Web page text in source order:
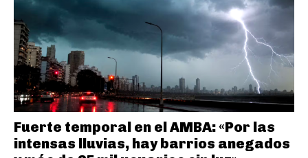
Fuerte temporal en el AMBA: «Por las
intensas lluvias, hay barrios anegados